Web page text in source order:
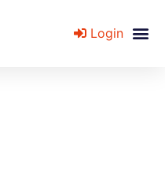
Login